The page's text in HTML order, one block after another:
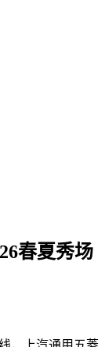
春夏秀场